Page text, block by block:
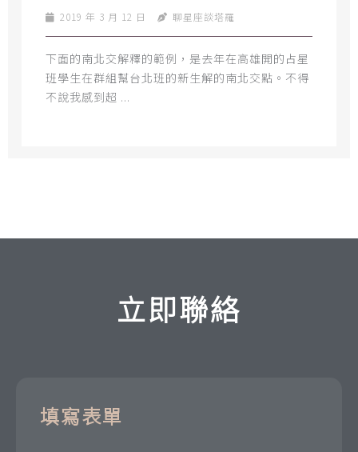
2019 年 3 月 12 日 聊星座談塔羅
下面的南北交解釋的範例，是去年在高雄開的占星
班學生在群組幫台北班的新生解的南北交點。不得
不說我感到超 ...
立即聯絡
填寫表單